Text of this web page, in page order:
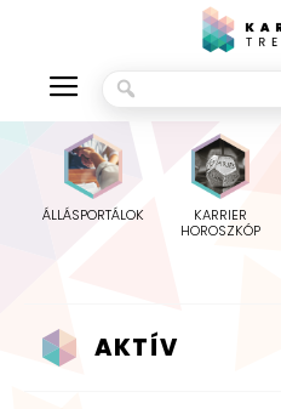
ÁLLÁSPORTÁLOK
KARRIER
HOROSZKÓP
AKTÍV